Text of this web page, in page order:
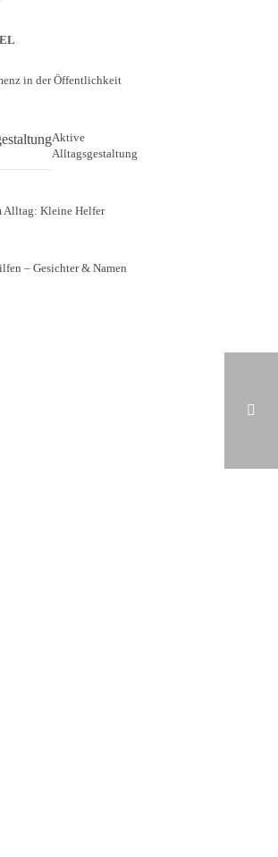
in der Öffentlichkeit
Aktive
Alltagsgestaltung
Alltag: Kleine Helfer
– Gesichter & Namen